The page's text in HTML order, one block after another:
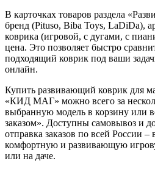
В карточках товаров раздела
бренд (Pituso, Biba Toys, LaDiDa),
коврика (игровой, с дугами, с
цена. Это позволяет быстро
подходящий коврик под ваши
онлайн.
Купить развивающий коврик для
«КИД МАГ» можно всего за
выбранную модель в корзину или
заказом». Доступны самовывоз и
отправка заказов по всей России –
комфортную и развивающую
или на даче.